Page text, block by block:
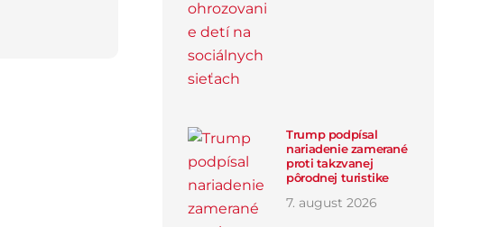
Trump podpísal
nariadenie zamerané
proti takzvanej
pôrodnej turistike
7. august 2026